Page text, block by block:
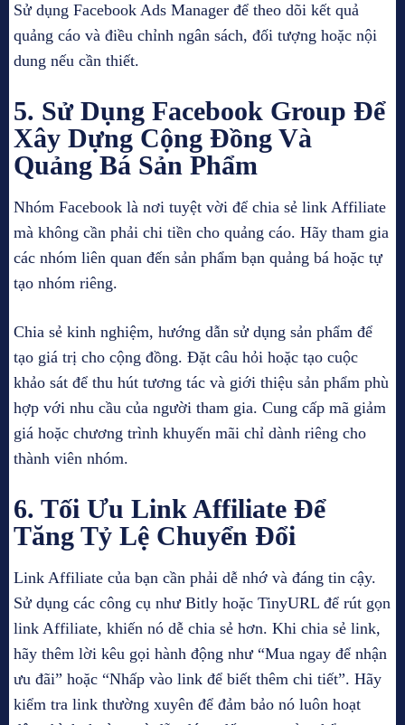
Sử dụng Facebook Ads Manager để theo dõi kết quả
quảng cáo và điều chỉnh ngân sách, đối tượng hoặc nội
dung nếu cần thiết.
5. Sử Dụng Facebook Group Để
Xây Dựng Cộng Đồng Và
Quảng Bá Sản Phẩm
Nhóm Facebook là nơi tuyệt vời để chia sẻ link Affiliate
mà không cần phải chi tiền cho quảng cáo. Hãy tham gia
các nhóm liên quan đến sản phẩm bạn quảng bá hoặc tự
tạo nhóm riêng.
Chia sẻ kinh nghiệm, hướng dẫn sử dụng sản phẩm để
tạo giá trị cho cộng đồng. Đặt câu hỏi hoặc tạo cuộc
khảo sát để thu hút tương tác và giới thiệu sản phẩm phù
hợp với nhu cầu của người tham gia. Cung cấp mã giảm
giá hoặc chương trình khuyến mãi chỉ dành riêng cho
thành viên nhóm.
6. Tối Ưu Link Affiliate Để
Tăng Tỷ Lệ Chuyển Đổi
Link Affiliate của bạn cần phải dễ nhớ và đáng tin cậy.
Sử dụng các công cụ như Bitly hoặc TinyURL để rút gọn
link Affiliate, khiến nó dễ chia sẻ hơn. Khi chia sẻ link,
hãy thêm lời kêu gọi hành động như “Mua ngay để nhận
ưu đãi” hoặc “Nhấp vào link để biết thêm chi tiết”. Hãy
kiểm tra link thường xuyên để đảm bảo nó luôn hoạt